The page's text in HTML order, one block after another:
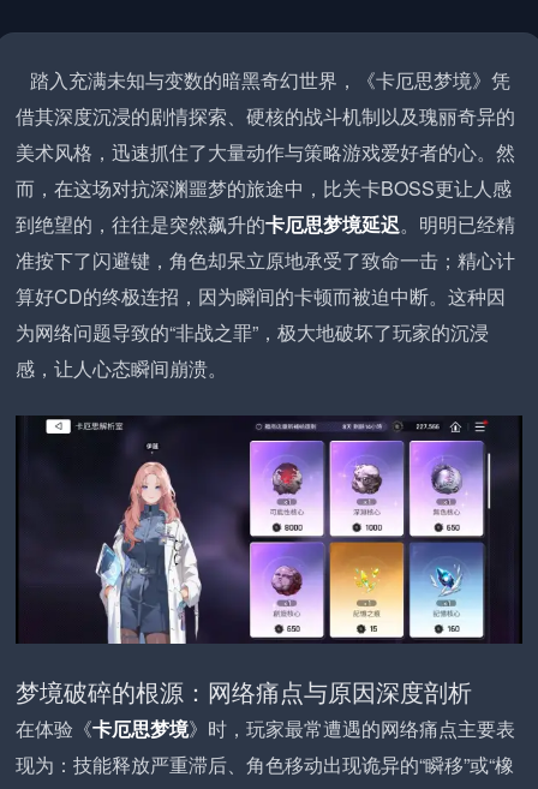
踏入充满未知与变数的暗黑奇幻世界，《卡厄思梦境》凭
借其深度沉浸的剧情探索、硬核的战斗机制以及瑰丽奇异的
美术风格，迅速抓住了大量动作与策略游戏爱好者的心。然
而，在这场对抗深渊噩梦的旅途中，比关卡BOSS更让人感
到绝望的，往往是突然飙升的卡厄思梦境延迟。明明已经精
准按下了闪避键，角色却呆立原地承受了致命一击；精心计
算好CD的终极连招，因为瞬间的卡顿而被迫中断。这种因
为网络问题导致的“非战之罪”，极大地破坏了玩家的沉浸
感，让人心态瞬间崩溃。
梦境破碎的根源：网络痛点与原因深度剖析
在体验《卡厄思梦境》时，玩家最常遭遇的网络痛点主要表
现为：技能释放严重滞后、角色移动出现诡异的“瞬移”或“橡